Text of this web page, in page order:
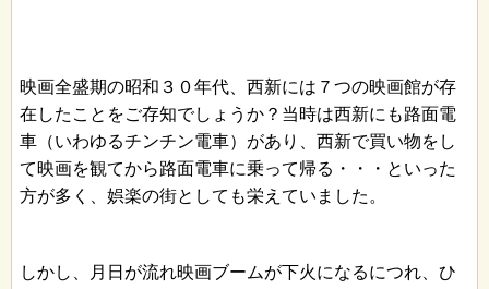
映画全盛期の昭和３０年代、西新には７つの映画館が存
在したことをご存知でしょうか？当時は西新にも路面電
車（いわゆるチンチン電車）があり、西新で買い物をし
て映画を観てから路面電車に乗って帰る・・・といった
方が多く、娯楽の街としても栄えていました。
しかし、月日が流れ映画ブームが下火になるにつれ、ひ